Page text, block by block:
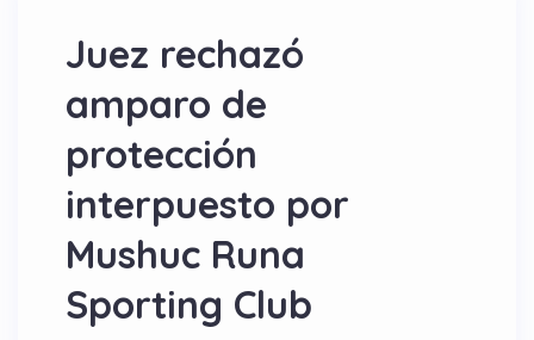
Juez rechazó
amparo de
protección
interpuesto por
Mushuc Runa
Sporting Club